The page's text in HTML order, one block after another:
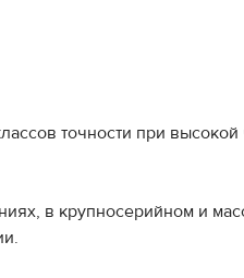
точности при высокой
в крупносерийном и